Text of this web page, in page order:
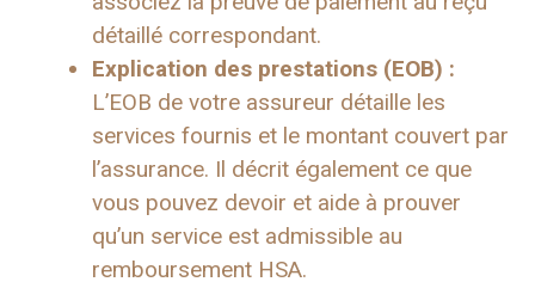
détaillé correspondant.
Explication des prestations (EOB) :
L’EOB de votre assureur détaille les
services fournis et le montant couvert par
l’assurance. Il décrit également ce que
vous pouvez devoir et aide à prouver
qu’un service est admissible au
remboursement HSA.